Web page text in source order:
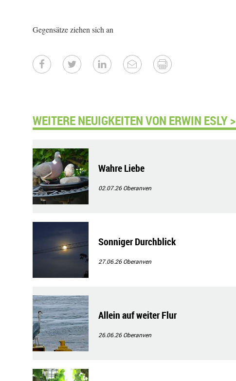
Gegensätze ziehen sich an
WEITERE NEUIGKEITEN VON ERWIN ESLY >
Wahre Liebe
02.07.26Oberanven
Sonniger Durchblick
27.06.26Oberanven
Allein auf weiter Flur
26.06.26Oberanven